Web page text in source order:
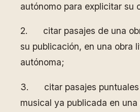
autónomo para explicitar su
2. citar pasajes de una
su publicación, en una obra
autónoma;
3. citar pasajes puntuales
musical ya publicada en una